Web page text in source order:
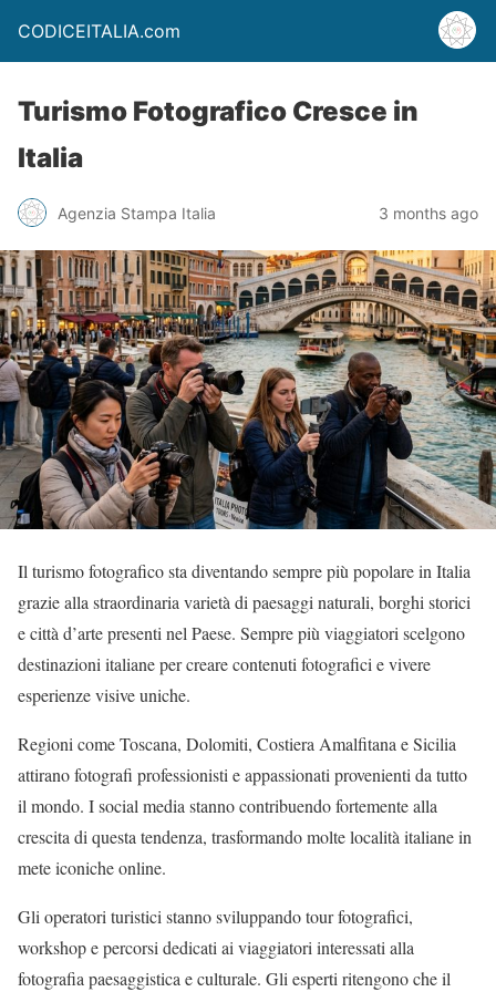
CODICEITALIA.com
Turismo Fotografico Cresce in
Italia
Agenzia Stampa Italia 3 months ago
Il turismo fotografico sta diventando sempre più popolare in Italia
grazie alla straordinaria varietà di paesaggi naturali, borghi storici
e città d’arte presenti nel Paese. Sempre più viaggiatori scelgono
destinazioni italiane per creare contenuti fotografici e vivere
esperienze visive uniche.
Regioni come Toscana, Dolomiti, Costiera Amalfitana e Sicilia
attirano fotografi professionisti e appassionati provenienti da tutto
il mondo. I social media stanno contribuendo fortemente alla
crescita di questa tendenza, trasformando molte località italiane in
mete iconiche online.
Gli operatori turistici stanno sviluppando tour fotografici,
workshop e percorsi dedicati ai viaggiatori interessati alla
fotografia paesaggistica e culturale. Gli esperti ritengono che il